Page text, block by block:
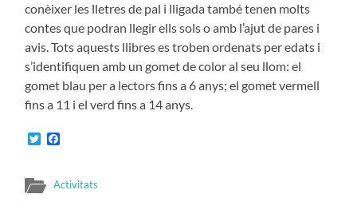
conèixer les lletres de pal i lligada també tenen molts
contes que podran llegir ells sols o amb l’ajut de pares i
avis. Tots aquests llibres es troben ordenats per edats i
s’identifiquen amb un gomet de color al seu llom: el
gomet blau per a lectors fins a 6 anys; el gomet vermell
fins a 11 i el verd fins a 14 anys.
Twitter
Activitats